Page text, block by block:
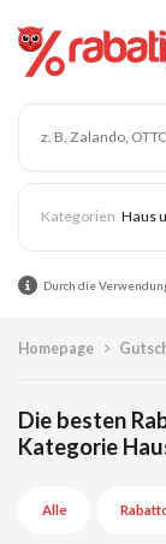
Haus
Durch die
Homepage
Die besten
Kategorie
Alle